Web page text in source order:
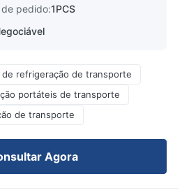
pedido:1PCS
de refrigeração de transporte
portáteis de transporte
de transporte
Agora